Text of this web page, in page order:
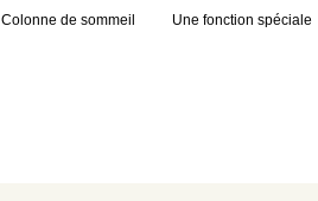
Colonne de sommeil Une fonction spéciale